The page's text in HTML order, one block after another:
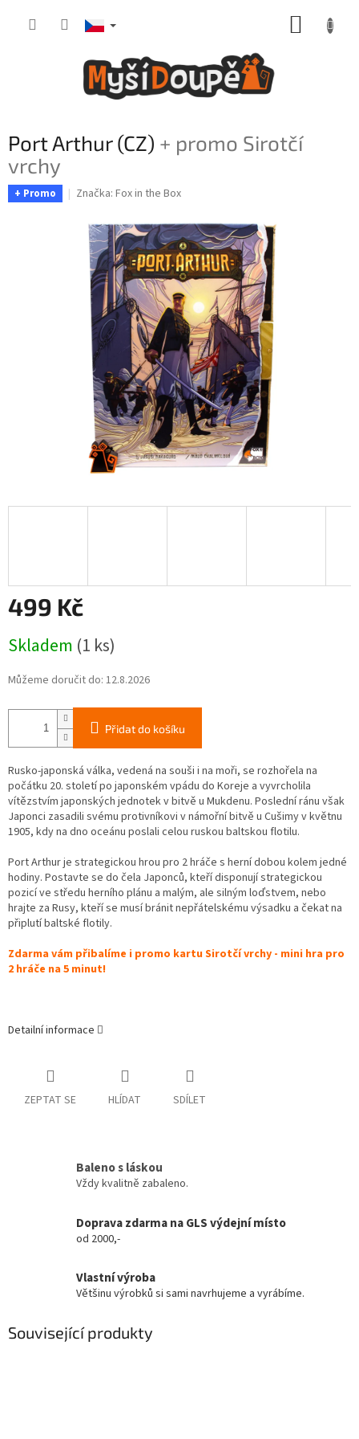
Port Arthur (CZ) + promo Sirotčí
vrchy
+ Promo Značka: Fox in the Box
499 Kč
cena:
Skladem (1 ks)
Můžeme doručit do: 12.8.2026
Přidat do košíku
Rusko-japonská válka, vedená na souši i na moři, se rozhořela na
počátku 20. století po japonském vpádu do Koreje a vyvrcholila
vítězstvím japonských jednotek v bitvě u Mukdenu. Poslední ránu však
Japonci zasadili svému protivníkovi v námořní bitvě u Cušimy v květnu
1905, kdy na dno oceánu poslali celou ruskou baltskou flotilu.
Port Arthur je strategickou hrou pro 2 hráče s herní dobou kolem jedné
hodiny. Postavte se do čela Japonců, kteří disponují strategickou
pozicí ve středu herního plánu a malým, ale silným loďstvem, nebo
hrajte za Rusy, kteří se musí bránit nepřátelskému výsadku a čekat na
připlutí baltské flotily.
Zdarma vám přibalíme i promo kartu Sirotčí vrchy - mini hra pro
2 hráče na 5 minut!
Detailní informace
ZEPTAT SE HLÍDAT SDÍLET
Baleno s láskou
Vždy kvalitně zabaleno.
Doprava zdarma na GLS výdejní místo
od 2000,-
Vlastní výroba
Většinu výrobků si sami navrhujeme a vyrábíme.
Související produkty